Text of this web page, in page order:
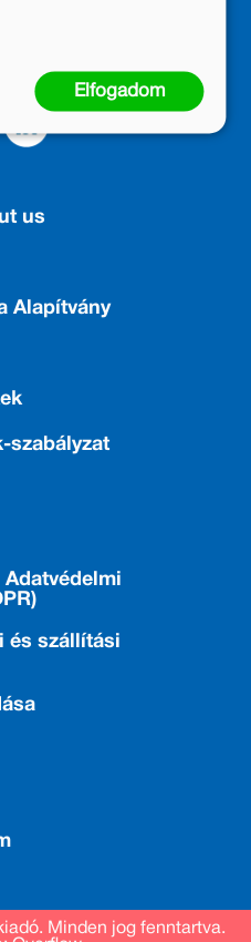
továbbadták a
us
Alapítvány
szabályzat
Adatvédelmi
és szállítási
Minden jog fenntartva.
Elfogadom